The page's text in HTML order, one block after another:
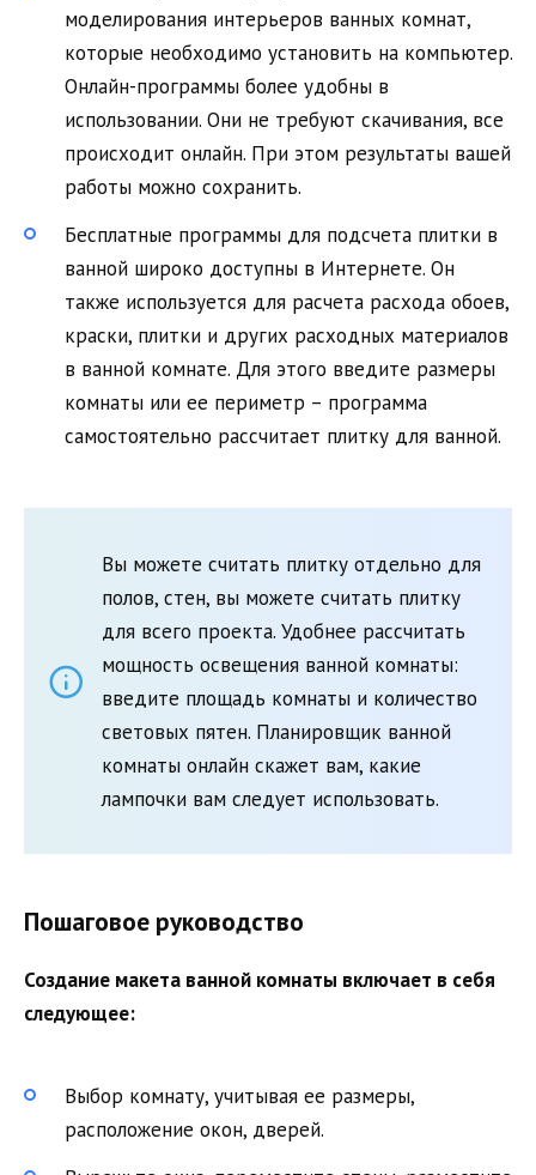
моделирования интерьеров ванных комнат,
которые необходимо установить на компьютер.
Онлайн-программы более удобны в
использовании. Они не требуют скачивания, все
происходит онлайн. При этом результаты вашей
работы можно сохранить.
Бесплатные программы для подсчета плитки в
ванной широко доступны в Интернете. Он
также используется для расчета расхода обоев,
краски, плитки и других расходных материалов
в ванной комнате. Для этого введите размеры
комнаты или ее периметр – программа
самостоятельно рассчитает плитку для ванной.
Вы можете считать плитку отдельно для
полов, стен, вы можете считать плитку
для всего проекта. Удобнее рассчитать
мощность освещения ванной комнаты:
введите площадь комнаты и количество
световых пятен. Планировщик ванной
комнаты онлайн скажет вам, какие
лампочки вам следует использовать.
Пошаговое руководство
Создание макета ванной комнаты включает в себя
следующее:
Выбор комнату, учитывая ее размеры,
расположение окон, дверей.